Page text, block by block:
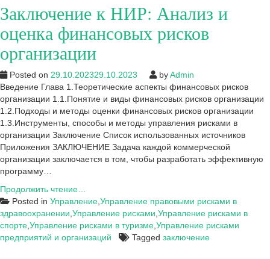
Заключение к НИР: Анализ и
оценка финансовых рисков
организации
Posted on 29.10.202329.10.2023 byAdmin
Введение Глава 1.Теоретические аспекты финансовых рисков
организации 1.1.Понятие и виды финансовых рисков организации
1.2.Подходы и методы оценки финансовых рисков организации
1.3.Инструменты, способы и методы управления рисками в
организации Заключение Список использованных источников
Приложения ЗАКЛЮЧЕНИЕ Задача каждой коммерческой
организации заключается в том, чтобы разработать эффективную
программу…
Продолжить чтение…
к
НИР:
Анализ
и
Posted in Управление Управление правовыми рисками в
здравоохранении Управление рисками Управление рисками в
спорте Управление рисками в туризме Управление рисками
предприятий и организаций
Tagged заключение